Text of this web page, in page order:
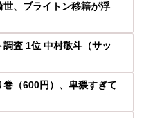
、ブライトン移籍が浮
調査 1位 中村敬斗（サッ
巻（600円）、卑猥すぎて